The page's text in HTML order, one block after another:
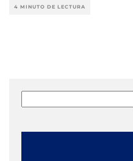
4 MINUTO DE LECTURA